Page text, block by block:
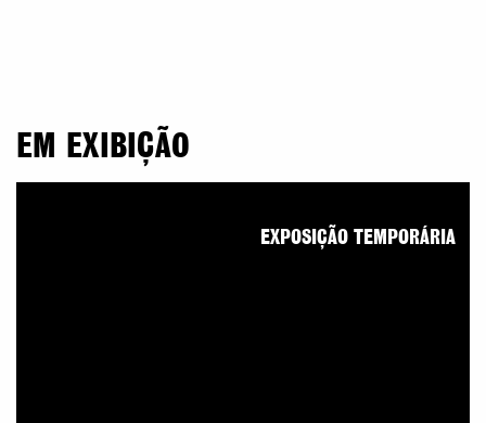
EM EXIBIÇÃO
EXPOSIÇÃO TEMPORÁRIA